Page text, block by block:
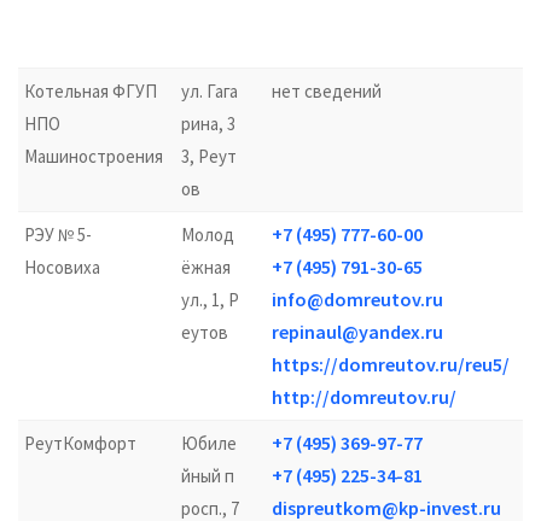
Котельная ФГУП
НПО
Машиностроения
ул. Гага
рина, 3
3, Реут
ов
нет сведений
РЭУ № 5-
Носовиха
Молод
ёжная
ул., 1, Р
еутов
+7 (495) 777-60-00
+7 (495) 791-30-65
info@domreutov.ru
repinaul@yandex.ru
https://domreutov.ru/reu5/
http://domreutov.ru/
РеутКомфорт
Юбиле
йный п
росп., 7
+7 (495) 369-97-77
+7 (495) 225-34-81
dispreutkom@kp-invest.ru